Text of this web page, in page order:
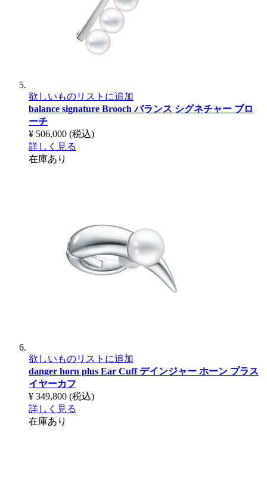
欲しいものリストに追加
balance signature Broochバランス シグネチャー ブロ
ーチ
¥ 506,000 (税込)
詳しく見る
在庫あり
欲しいものリストに追加
danger horn plus Ear Cuffデインジャー ホーン プラス
イヤーカフ
¥ 349,800 (税込)
詳しく見る
在庫あり